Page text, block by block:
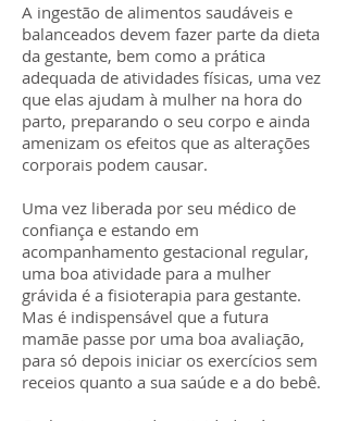
A ingestão de alimentos saudáveis e
balanceados devem fazer parte da dieta
da gestante, bem como a prática
adequada de atividades físicas, uma vez
que elas ajudam à mulher na hora do
parto, preparando o seu corpo e ainda
amenizam os efeitos que as alterações
corporais podem causar.
Uma vez liberada por seu médico de
confiança e estando em
acompanhamento gestacional regular,
uma boa atividade para a mulher
grávida é a fisioterapia para gestante.
Mas é indispensável que a futura
mamãe passe por uma boa avaliação,
para só depois iniciar os exercícios sem
receios quanto a sua saúde e a do bebê.